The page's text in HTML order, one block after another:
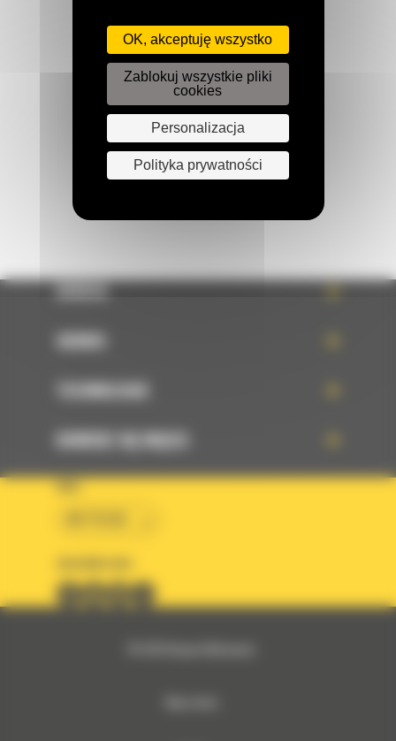
Zadzwoń do nas
122 100 122
Napisz do nas
WYŚLIJ WIADOMOŚĆ
OFERTA
SERWIS
TECHNOLOGIE
DOWIEDZ SIĘ WIĘCEJ
KRAJ
OK, akceptuję wszystko
Zablokuj wszystkie pliki
cookies
Personalizacja
Polityka prywatności